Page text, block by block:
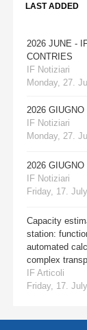
LAST ADDED
2026 JUNE -
CONTRIES
IF Notiziari
Monday, 27.
2026
IF Notiziari
Monday, 27.
2026
IF Notiziari
Friday, 17.
Capacity
station:
automated
complex
IF Articoli
Friday, 17.